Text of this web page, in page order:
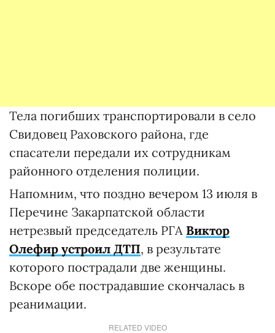
Тела погибших транспортировали в село
Свидовец Раховского района, где
спасатели передали их сотрудникам
районного отделения полиции.
Напомним, что поздно вечером 13 июля в
Перечине Закарпатской области
нетрезвый председатель РГА Виктор
Олефир устроил ДТП, в результате
которого пострадали две женщины.
Вскоре обе пострадавшие скончалась в
реанимации.
RELATED VIDEO